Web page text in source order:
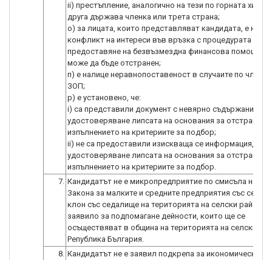
ii) престъпление, аналогично на тези по горната
друга държава членка или трета страна;
o) за лицата, които представляват кандидата, е
конфликт на интереси във връзка с процедурата за
предоставяне на безвъзмездна финансова помощ,
може да бъде отстранен;
п) е налице неравнопоставеност в случаите по чл. 44,
ЗОП;
р) е установено, че:
i) са представили документ с невярно съдържание,
удостоверяване липсата на основания за
изпълнението на критериите за подбор;
ii) не са предоставили изискваща се информация,
удостоверяване липсата на основания за
изпълнението на критериите за подбор.
7. Кандидатът не е микропредприятие по смисъла на чл.
Закона за малките и средните предприятия със
клон със седалище на територията на селски район и
заявило за подпомагане дейности, които ще се
осъществяват в община на територията на селските
Република България.
8. Кандидатът не е заявил подкрепа за икономическа